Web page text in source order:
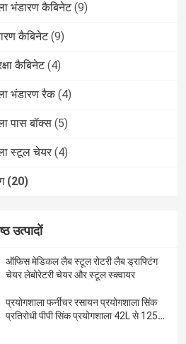
भंडारण कैबिनेट (9)
कैबिनेट (9)
कैबिनेट (4)
भंडारण रैक (4)
पास बॉक्स (5)
स्टूल चेयर (4)
(20)
उत्पादों
ऑफिस मेडिकल लैब स्टूल रोटरी लैब ड्राफ्टिंग
चेयर लेबोरेटरी चेयर और स्टूल स्क्वायर
प्रयोगशाला फर्नीचर रसायन प्रयोगशाला सिंक
प्रतिरोधी पीपी सिंक प्रयोगशाला 42L से 125L